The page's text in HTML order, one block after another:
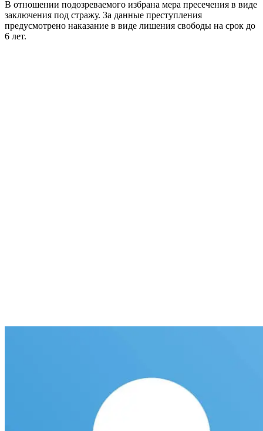
В отношении подозреваемого избрана мера пресечения в виде
заключения под стражу. За данные преступления
предусмотрено наказание в виде лишения свободы на срок до
6 лет.